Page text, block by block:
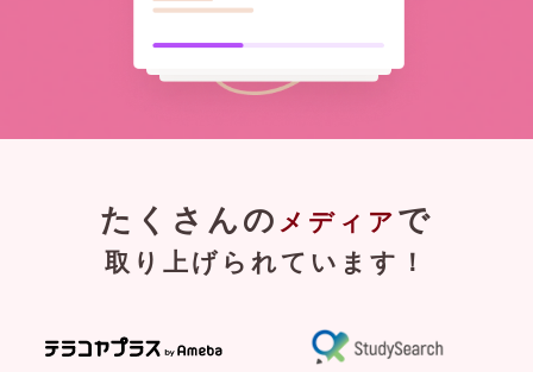
たくさんの メディア で
取り上げられています！